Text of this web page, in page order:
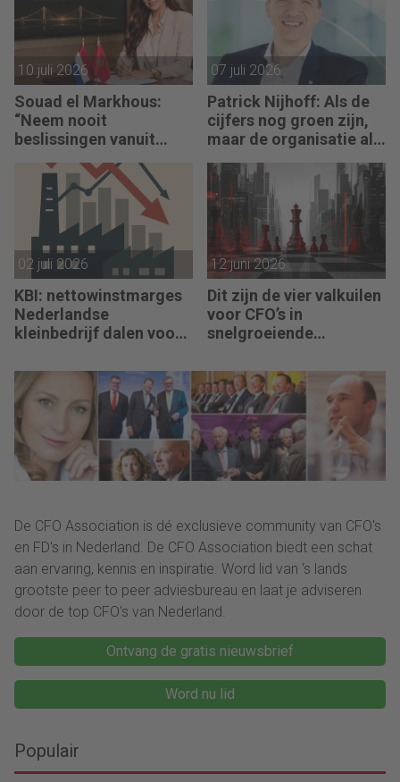
10 juli 2026
Souad el Markhous:
“Neem nooit
beslissingen vanuit
visie.”
07 juli 2026
Patrick Nijhoff: Als de
cijfers nog groen zijn,
maar de organisatie al
02 juli 2026
KBI: nettowinstmarges
Nederlandse
kleinbedrijf dalen voor
12 juni 2026
Dit zijn de vier valkuilen
voor CFO’s in
snelgroeiende
De CFO Association is dé exclusieve community van CFO's
en FD's in Nederland. De CFO Association biedt een schat
aan ervaring, kennis en inspiratie. Word lid van ‘s lands
grootste peer to peer adviesbureau en laat je adviseren
door de top CFO's van Nederland.
Ontvang de gratis nieuwsbrief
Word nu lid
Populair